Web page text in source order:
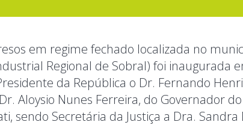
em regime fechado localizada no
Regional de Sobral) foi inaugurada
da República o Dr. Fernando
Aloysio Nunes Ferreira, do Governador
sendo Secretária da Justiça a Dra.